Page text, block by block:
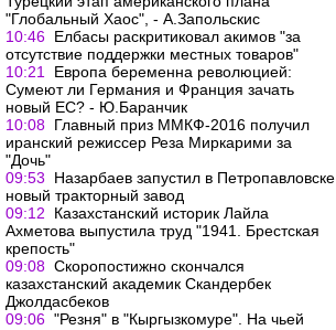
"Глобальный Хаос", - А.Запольскис
10:46 Елбасы раскритиковал акимов "за
отсутствие поддержки местных товаров"
10:21
Европа беременна революцией:
Сумеют ли Германия и Франция зачать
новый ЕС? - Ю.Баранчик
10:08 Главный приз ММКФ-2016 получил
иранский режиссер Реза Миркарими за
"Дочь"
09:53
Назарбаев запустил в Петропавловске
новый тракторный завод
09:12
Казахстанский историк Лайла
Ахметова выпустила труд "1941. Брестская
крепость"
09:08 Скоропостижно скончался
казахстанский академик Скандербек
Джолдасбеков
09:06 "Резня" в "Кыргызкомуре". На чьей